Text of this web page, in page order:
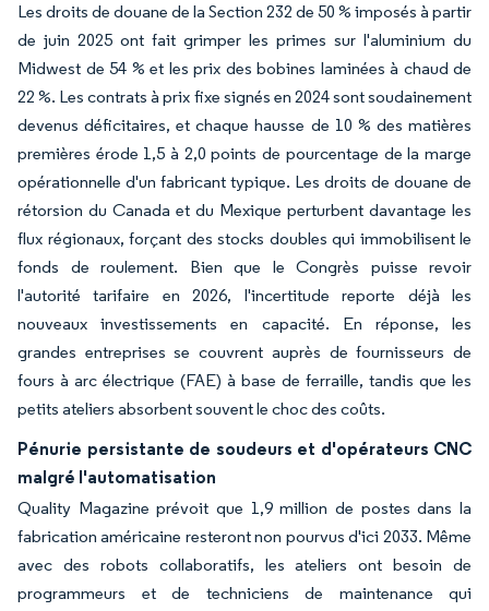
Les droits de douane de la Section 232 de 50 % imposés à partir
de juin 2025 ont fait grimper les primes sur l'aluminium du
Midwest de 54 % et les prix des bobines laminées à chaud de
22 %. Les contrats à prix fixe signés en 2024 sont soudainement
devenus déficitaires, et chaque hausse de 10 % des matières
premières érode 1,5 à 2,0 points de pourcentage de la marge
opérationnelle d'un fabricant typique. Les droits de douane de
rétorsion du Canada et du Mexique perturbent davantage les
flux régionaux, forçant des stocks doubles qui immobilisent le
fonds de roulement. Bien que le Congrès puisse revoir
l'autorité tarifaire en 2026, l'incertitude reporte déjà les
nouveaux investissements en capacité. En réponse, les
grandes entreprises se couvrent auprès de fournisseurs de
fours à arc électrique (FAE) à base de ferraille, tandis que les
petits ateliers absorbent souvent le choc des coûts.
Pénurie persistante de soudeurs et d'opérateurs CNC
malgré l'automatisation
Quality Magazine prévoit que 1,9 million de postes dans la
fabrication américaine resteront non pourvus d'ici 2033. Même
avec des robots collaboratifs, les ateliers ont besoin de
programmeurs et de techniciens de maintenance qui